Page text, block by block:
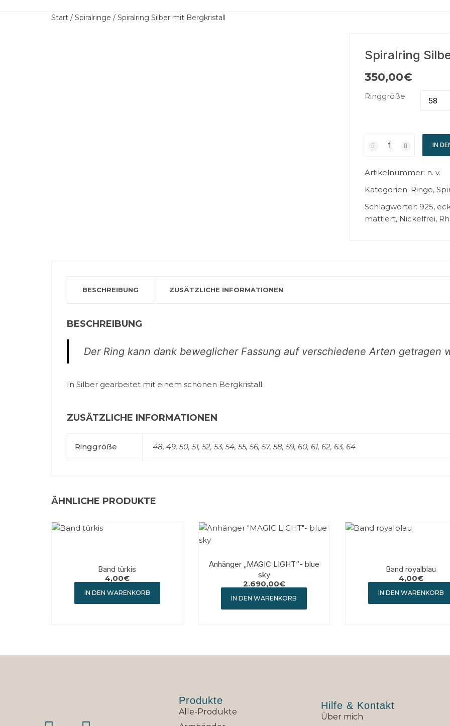
Start / Spiralringe / Spiralring Silber mit Bergkristall
Spiralring
350,00€
Ringgröße
IN
Artikelnummer: n. v.
Kategorien: Ringe,
Schlagwörter: 925,
mattiert, Nickelfrei,
BESCHREIBUNG ZUSÄTZLICHE INFORMATIONEN
BESCHREIBUNG
Der Ring kann dank beweglicher Fassung auf verschiedene Arten getragen
In Silber gearbeitet mit einem schönen Bergkristall.
ZUSÄTZLICHE INFORMATIONEN
Ringgröße 48, 49, 50, 51, 52, 53, 54, 55, 56, 57, 58, 59, 60, 61, 62, 63, 64
ÄHNLICHE PRODUKTE
Band türkis
4,00€
IN DEN WARENKORB
Anhänger „MAGIC LIGHT“- blue
sky
2.690,00€
IN DEN WARENKORB
Band royalblau
4,00€
IN DEN WARENKORB
Produkte
Alle-Produkte
Hilfe & Kontakt
Über mich